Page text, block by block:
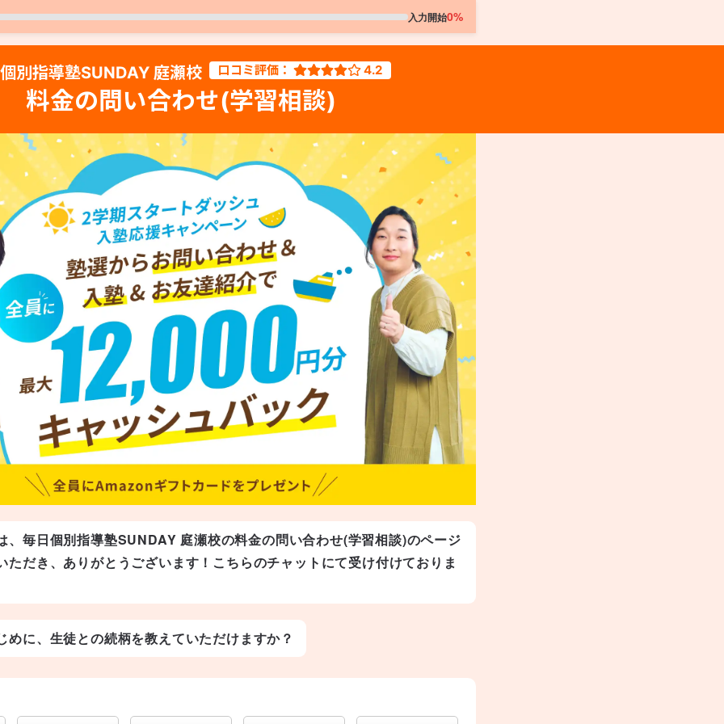
入力開始0%
別指導塾SUNDAY 庭瀬校 口コミ評価： 4.2
料金の問い合わせ(学習相談)
、毎日個別指導塾SUNDAY 庭瀬校の料金の問い合わせ(学習相談)のページ
ただき、ありがとうございます！こちらのチャットにて受け付けておりま
めに、生徒との続柄を教えていただけますか？